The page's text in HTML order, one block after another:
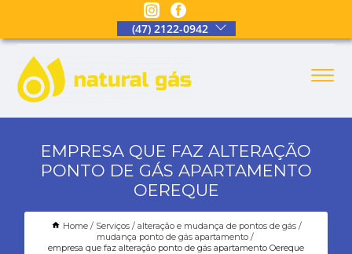
(47) 2122-0942
EMPRESA QUE FAZ ALTERAÇÃO
PONTO DE GÁS APARTAMENTO
OEREQUE
Home Serviços
alteração e mudança de pontos de gás
mudança ponto de gás apartamento
empresa que faz alteração ponto de gás apartamento Oereque